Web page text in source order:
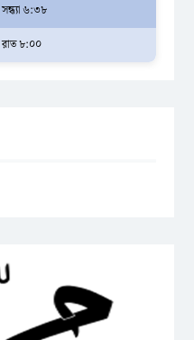
সন্ধ্যা ৬:৩৮
রাত ৮:০০